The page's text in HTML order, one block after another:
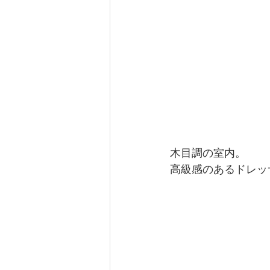
木目調の室内。
高級感のあるドレ